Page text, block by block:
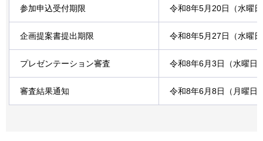
参加申込受付期限 令和8年5月20日（水曜
企画提案書提出期限 令和8年5月27日（水曜
プレゼンテーション審査 令和8年6月3日（水曜日
審査結果通知 令和8年6月8日（月曜日